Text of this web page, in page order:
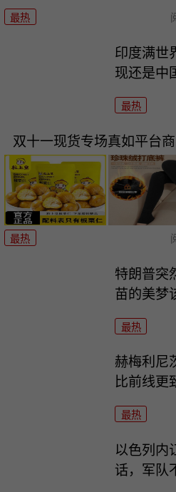
最热
印度满世
现还是中
最热
双十一现货专场真如平台
最热
特朗普突
苗的美梦
最热
赫梅利尼
比前线更
最热
以色列内
话，军队